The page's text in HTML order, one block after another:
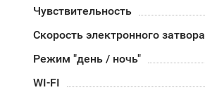
Чувствительность
Скорость электронного затвора
Режим "день / ночь"
WI-FI